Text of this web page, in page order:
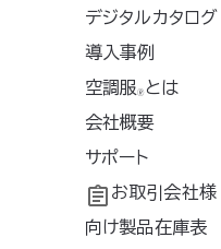
デジタルカタログ
導入事例
導入事例
共同開発
工場シミュレーシ
ョン
空調服🄬 とは
空調服 ®とは
開発秘話
会社概要
企業理念
会社概要
会社沿革
サポート
よくあるご質問
不要なバッテリー
お取引会社様
向け製品在庫表
が出店いたします
が出展いたします